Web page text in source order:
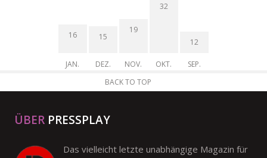
16
JAN.
15
DEZ.
19
NOV.
32
OKT.
12
SEP.
BACK TO TOP
ÜBER PRESSPLAY
Das vielleicht letzte unabhängige Magazin für